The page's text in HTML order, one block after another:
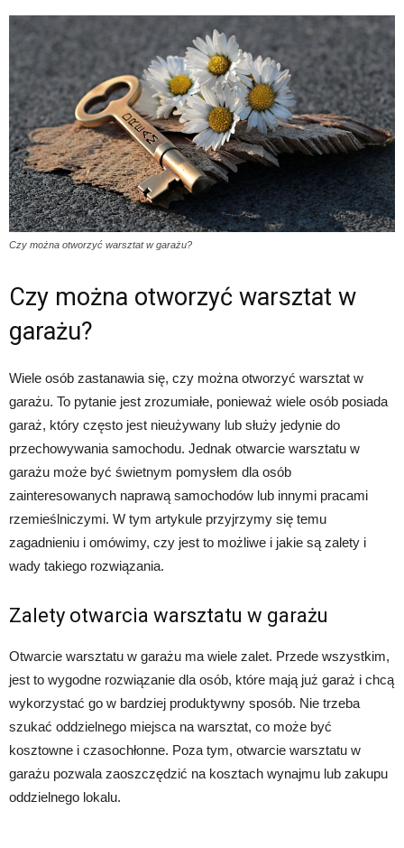
Czy można otworzyć warsztat w garażu?
Czy można otworzyć warsztat w
garażu?
Wiele osób zastanawia się, czy można otworzyć warsztat w
garażu. To pytanie jest zrozumiałe, ponieważ wiele osób posiada
garaż, który często jest nieużywany lub służy jedynie do
przechowywania samochodu. Jednak otwarcie warsztatu w
garażu może być świetnym pomysłem dla osób
zainteresowanych naprawą samochodów lub innymi pracami
rzemieślniczymi. W tym artykule przyjrzymy się temu
zagadnieniu i omówimy, czy jest to możliwe i jakie są zalety i
wady takiego rozwiązania.
Zalety otwarcia warsztatu w garażu
Otwarcie warsztatu w garażu ma wiele zalet. Przede wszystkim,
jest to wygodne rozwiązanie dla osób, które mają już garaż i chcą
wykorzystać go w bardziej produktywny sposób. Nie trzeba
szukać oddzielnego miejsca na warsztat, co może być
kosztowne i czasochłonne. Poza tym, otwarcie warsztatu w
garażu pozwala zaoszczędzić na kosztach wynajmu lub zakupu
oddzielnego lokalu.